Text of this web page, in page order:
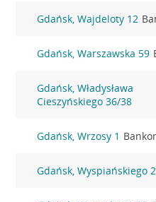
Gdańsk, Wajdeloty 12
Gdańsk, Warszawska 59
Gdańsk, Władysława
Cieszyńskiego 36/38
Gdańsk, Wrzosy 1
Gdańsk, Wyspiańskiego 2